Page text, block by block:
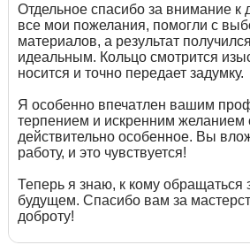
Отдельное спасибо за внимание к
все мои пожелания, помогли с
материалов, а результат
идеальным. Кольцо смотрится
носится и точно передает задумку.
Я особенно впечатлен вашим
терпением и искренним желанием
действительно особенное. Вы
работу, и это чувствуется!
Теперь я знаю, к кому обращаться
будущем. Спасибо вам за
доброту!